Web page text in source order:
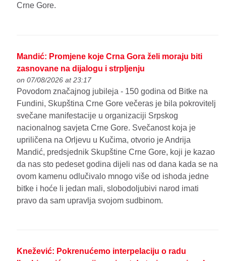
Crne Gore.
Mandić: Promjene koje Crna Gora želi moraju biti
zasnovane na dijalogu i strpljenju
on 07/08/2026 at 23:17
Povodom značajnog jubileja - 150 godina od Bitke na
Fundini, Skupština Crne Gore večeras je bila pokrovitelj
svečane manifestacije u organizaciji Srpskog
nacionalnog savjeta Crne Gore. Svečanost koja je
upriličena na Orljevu u Kučima, otvorio je Andrija
Mandić, predsjednik Skupštine Crne Gore, koji je kazao
da nas sto pedeset godina dijeli nas od dana kada se na
ovom kamenu odlučivalo mnogo više od ishoda jedne
bitke i hoće li jedan mali, slobodoljubivi narod imati
pravo da sam upravlja svojom sudbinom.
Knežević: Pokrenućemo interpelaciju o radu